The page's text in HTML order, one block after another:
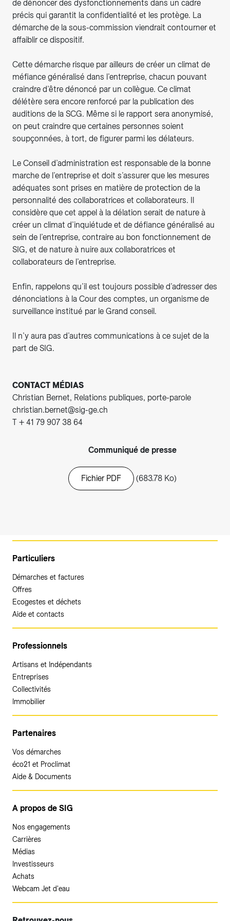
de dénoncer des dysfonctionnements dans un cadre
précis qui garantit la confidentialité et les protège. La
démarche de la sous-commission viendrait contourner et
affaiblir ce dispositif.
Cette démarche risque par ailleurs de créer un climat de
méfiance généralisé dans l’entreprise, chacun pouvant
craindre d’être dénoncé par un collègue. Ce climat
délétère sera encore renforcé par la publication des
auditions de la SCG. Même si le rapport sera anonymisé,
on peut craindre que certaines personnes soient
soupçonnées, à tort, de figurer parmi les délateurs.
Le Conseil d’administration est responsable de la bonne
marche de l’entreprise et doit s’assurer que les mesures
adéquates sont prises en matière de protection de la
personnalité des collaboratrices et collaborateurs. Il
considère que cet appel à la délation serait de nature à
créer un climat d’inquiétude et de défiance généralisé au
sein de l’entreprise, contraire au bon fonctionnement de
SIG, et de nature à nuire aux collaboratrices et
collaborateurs de l’entreprise.
Enfin, rappelons qu’il est toujours possible d’adresser des
dénonciations à la Cour des comptes, un organisme de
surveillance institué par le Grand conseil.
Il n’y aura pas d’autres communications à ce sujet de la
part de SIG.
CONTACT MÉDIAS
Christian Bernet, Relations publiques, porte-parole
christian.bernet@sig-ge.ch
T + 41 79 907 38 64
Communiqué de presse
Fichier PDF (683.78 Ko)
Particuliers
Démarches et factures
Offres
Ecogestes et déchets
Aide et contacts
Professionnels
Artisans et Indépendants
Entreprises
Collectivités
Immobilier
Partenaires
Vos démarches
éco21 et Proclimat
Aide & Documents
A propos de SIG
Nos engagements
Carrières
Médias
Investisseurs
Achats
Webcam Jet d'eau